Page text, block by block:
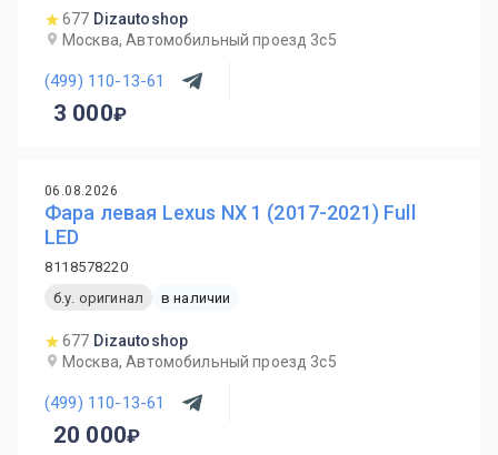
677 Dizautoshop
Москва, Автомобильный проезд 3с5
(499) 110-13-61
3 000
06.08.2026
Фара левая Lexus NX 1 (2017-2021) Full
LED
8118578220
б.у. оригинал
в наличии
677 Dizautoshop
Москва, Автомобильный проезд 3с5
(499) 110-13-61
20 000